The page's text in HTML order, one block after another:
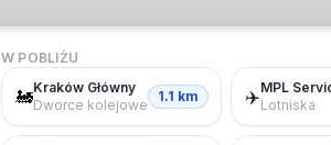
W POBLIŻU
🚂Kraków Główny
Dworce kolejowe
1.1 km ✈️Lotniska